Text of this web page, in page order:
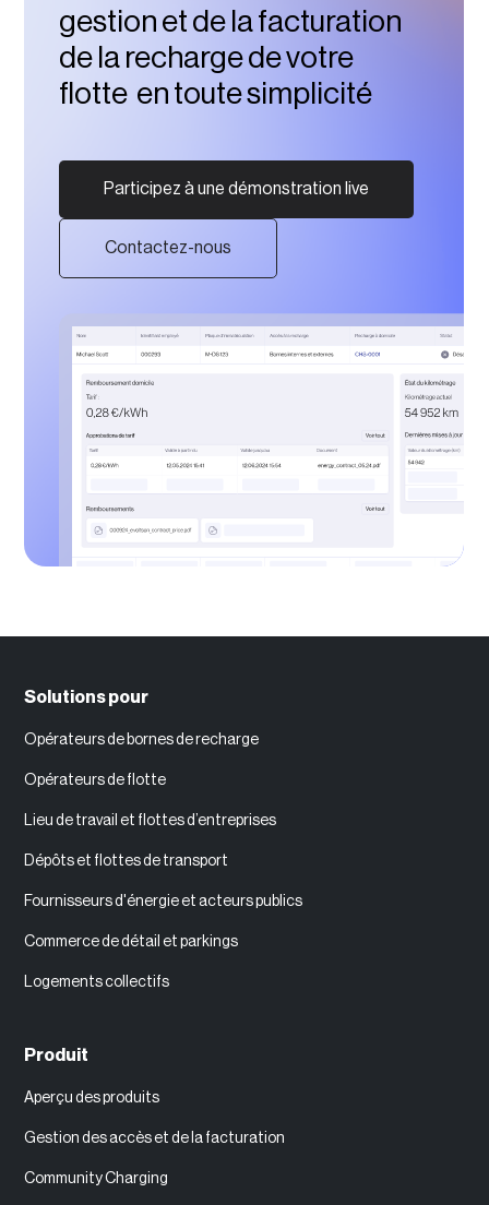
gestion et de la facturation
de la recharge de votre
flotte en toute simplicité
Participez à une démonstration live
Contactez-nous
Solutions pour
Opérateurs de bornes de recharge
Opérateurs de flotte
Lieu de travail et flottes d’entreprises
Dépôts et flottes de transport
Fournisseurs d'énergie et acteurs publics
Commerce de détail et parkings
Logements collectifs
Produit
Aperçu des produits
Gestion des accès et de la facturation
Community Charging